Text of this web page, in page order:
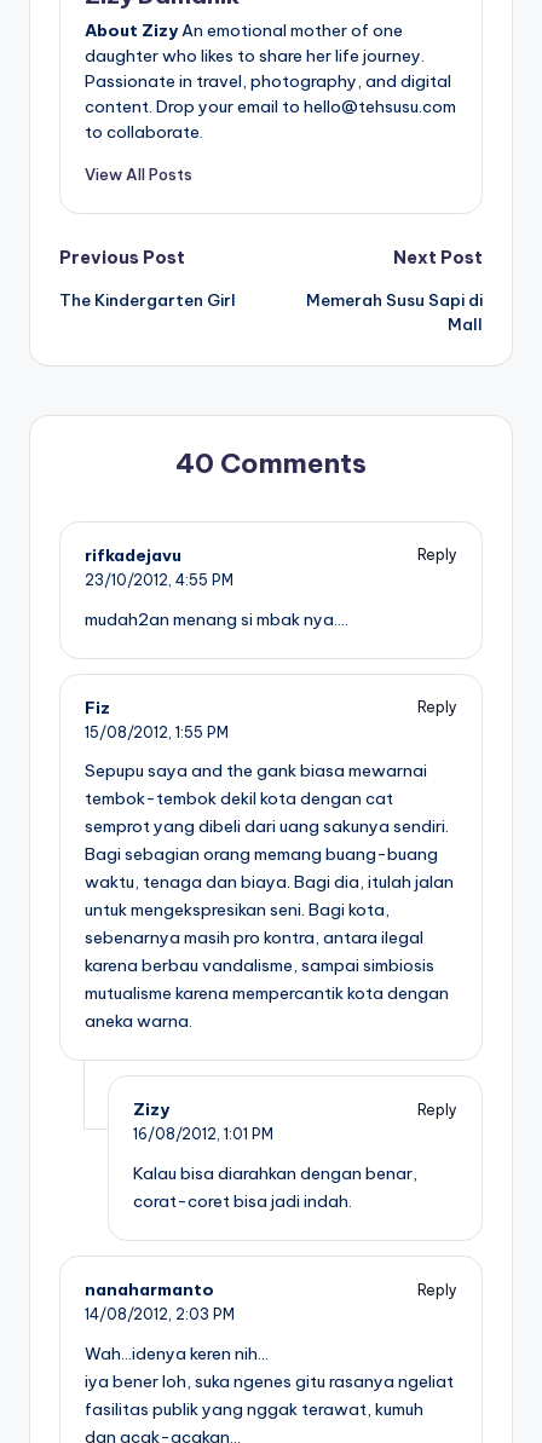
About ZizyAn emotional mother of one
daughter who likes to share her life journey.
Passionate in travel, photography, and digital
content. Drop your email to hello@tehsusu.com
to collaborate.
View All Posts
Post
navigation
Previous Post
The Kindergarten Girl
Next Post
Memerah Susu Sapi di
Mall
40 Comments
rifkadejavu
Reply
23/10/2012, 4:55 PM
mudah2an menang si mbak nya….
Fiz
Reply
15/08/2012, 1:55 PM
Sepupu saya and the gank biasa mewarnai
tembok-tembok dekil kota dengan cat
semprot yang dibeli dari uang sakunya sendiri.
Bagi sebagian orang memang buang-buang
waktu, tenaga dan biaya. Bagi dia, itulah jalan
untuk mengekspresikan seni. Bagi kota,
sebenarnya masih pro kontra, antara ilegal
karena berbau vandalisme, sampai simbiosis
mutualisme karena mempercantik kota dengan
aneka warna.
Zizy
Reply
16/08/2012, 1:01 PM
Kalau bisa diarahkan dengan benar,
corat-coret bisa jadi indah.
nanaharmanto
Reply
14/08/2012, 2:03 PM
Wah…idenya keren nih…
iya bener loh, suka ngenes gitu rasanya ngeliat
fasilitas publik yang nggak terawat, kumuh
dan acak-acakan…